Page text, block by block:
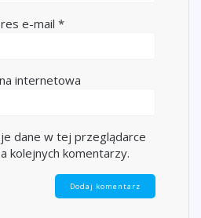
e-mail *
internetowa
dane w tej przeglądarce
kolejnych komentarzy.